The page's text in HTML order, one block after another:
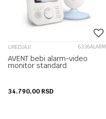
UREDJAJI 6336ALARM
AVENT bebi alarm-video
monitor standard
34.790,00 RSD